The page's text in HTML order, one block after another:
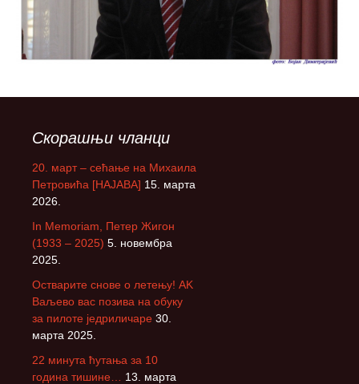
Скорашњи чланци
20. март – сећање на Михаила
Петровића [НАЈАВА] 15. марта
2026.
In Memoriam, Петер Жигон
(1933 – 2025) 5. новембра
2025.
Остварите снове о летењу! АK
Ваљево вас позива на обуку
за пилоте једриличаре 30.
марта 2025.
22 минута ћутања за 10
година тишине…
13. марта